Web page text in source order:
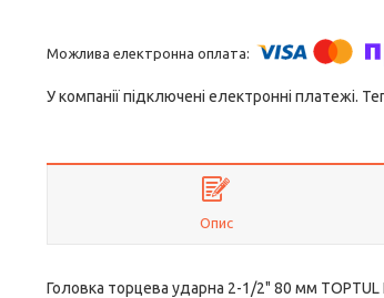
У компанії підключені електронні платежі.
Опис
Головка торцева ударна 2-1/2" 80 мм TOPTUL